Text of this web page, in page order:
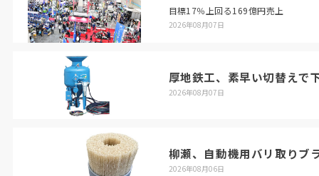
目標17％上回る169億円売上
2026年08月07日
厚地鉄工、素早い切替えで
2026年08月07日
柳瀬、自動機用バリ取りブ
2026年08月06日